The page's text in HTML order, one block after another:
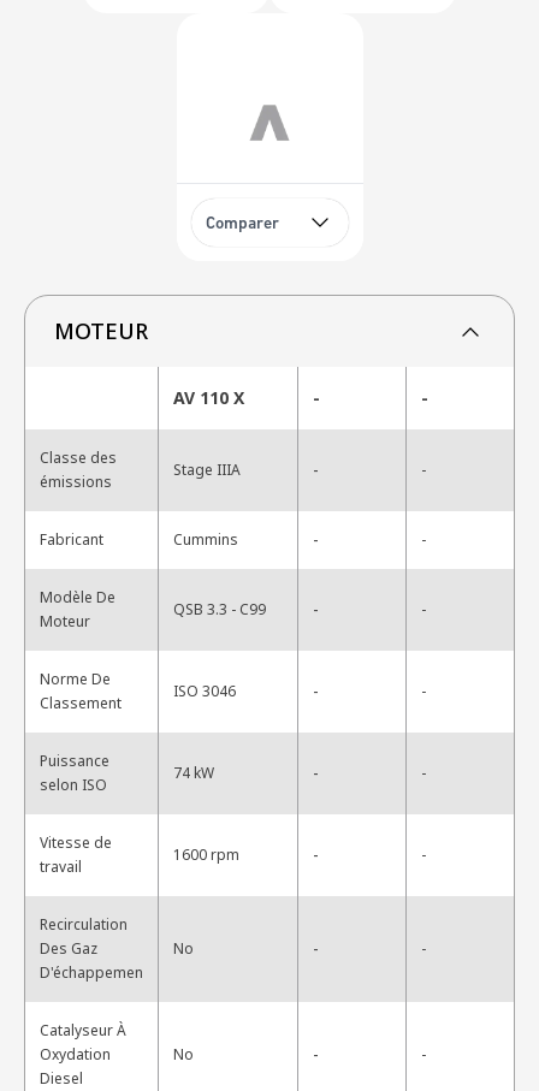
Comparer
MOTEUR
AV 110 X - -
Classe des
émissions
Stage IIIA - -
Fabricant Cummins - -
Modèle De
Moteur
QSB 3.3 - C99 - -
Norme De
Classement
ISO 3046 - -
Puissance
selon ISO
74 kW - -
Vitesse de
travail
1600 rpm - -
Recirculation
Des Gaz
D'échappemen
No - -
Catalyseur À
Oxydation
Diesel
No - -